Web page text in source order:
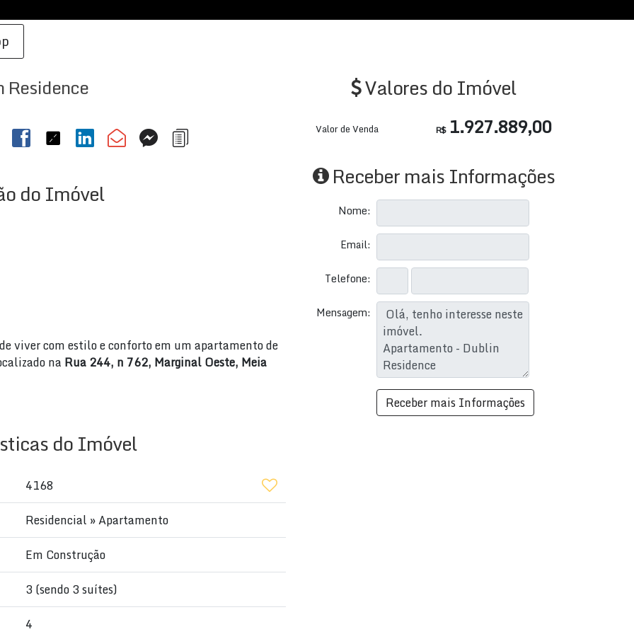
Residence
do Imóvel
viver com estilo e conforto em um apartamento de
na Rua 244, n 762, Marginal Oeste, Meia
de convivência e praticidade.
momentos de lazer e descontração.
do Imóvel
4168
Residencial »Apartamento
Em Construção
3 (sendo 3 suítes)
4
Valores do Imóvel
R$1.927.889,00
Valor de Venda
Receber mais Informações
Nome:
Email:
Telefone:
Mensagem: